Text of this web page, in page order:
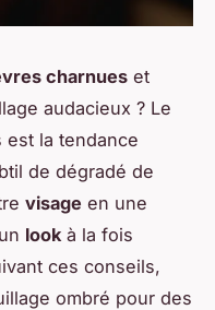
charnues et
audacieux ? Le
est la tendance
de dégradé de
visage en une
look à la fois
ces conseils,
ombré pour des